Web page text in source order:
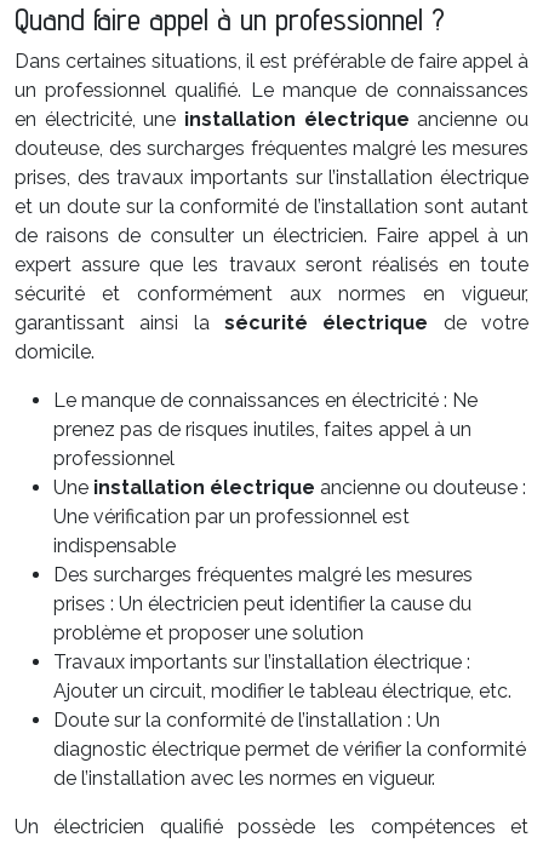
Quand faire appel à un professionnel ?
Dans certaines situations, il est préférable de faire appel à
un professionnel qualifié. Le manque de connaissances
en électricité, une installation électrique ancienne ou
douteuse, des surcharges fréquentes malgré les mesures
prises, des travaux importants sur l’installation électrique
et un doute sur la conformité de l’installation sont autant
de raisons de consulter un électricien. Faire appel à un
expert assure que les travaux seront réalisés en toute
sécurité et conformément aux normes en vigueur,
garantissant ainsi la sécurité électrique de votre
domicile.
Le manque de connaissances en électricité : Ne
prenez pas de risques inutiles, faites appel à un
professionnel
Une installation électrique ancienne ou douteuse :
Une vérification par un professionnel est
indispensable
Des surcharges fréquentes malgré les mesures
prises : Un électricien peut identifier la cause du
problème et proposer une solution
Travaux importants sur l’installation électrique :
Ajouter un circuit, modifier le tableau électrique, etc.
Doute sur la conformité de l’installation : Un
diagnostic électrique permet de vérifier la conformité
de l’installation avec les normes en vigueur.
Un électricien qualifié possède les compétences et